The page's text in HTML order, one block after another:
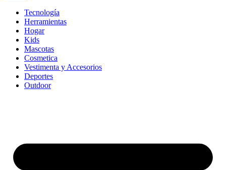
Tecnología
Herramientas
Hogar
Kids
Mascotas
Cosmetica
Vestimenta y Accesorios
Deportes
Outdoor